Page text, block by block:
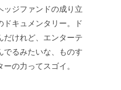
ッジファンドの成り立
ドキュメンタリー。ド
だけれど、エンターテ
でるみたいな、ものす
の力ってスゴイ。